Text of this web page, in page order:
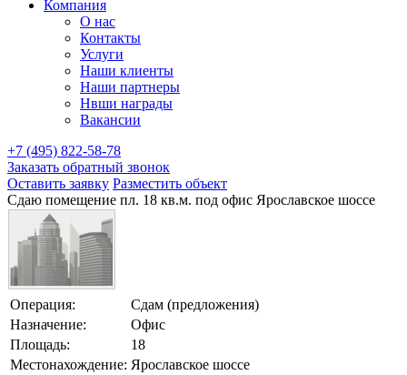
Компания
О нас
Контакты
Услуги
Наши клиенты
Наши партнеры
Нвши награды
Вакансии
+7 (495) 822-58-78
Заказать обратный звонок
Оставить заявку Разместить объект
Сдаю помещение пл. 18 кв.м. под офис Ярославское шоссе
Операция:
Сдам (предложения)
Назначение:
Офис
Площадь:
18
Местонахождение: Ярославское шоссе